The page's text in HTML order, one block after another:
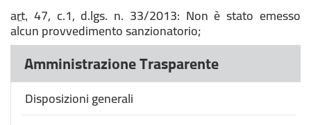
art. 47, c.1, d.lgs. n. 33/2013: Non è stato emesso
alcun provvedimento sanzionatorio;
Amministrazione Trasparente
Disposizioni generali